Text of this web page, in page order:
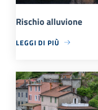
Rischio alluvione
LEGGI DI PIÙ